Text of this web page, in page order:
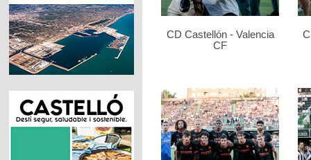
CD Castellón - Valencia
CF